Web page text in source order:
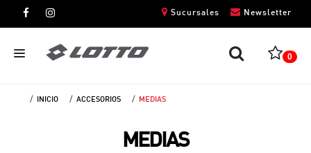
Newsletter
Sucursales
0
INICIO ACCESORIOS MEDIAS
MEDIAS